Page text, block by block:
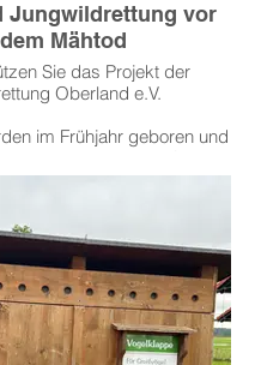
Jungwildrettung vor
dem Mähtod
Sie das Projekt der
Oberland e.V.
im Frühjahr geboren und
zu der Zeit, in der die
nicht, sondern drücken sich
Der Tod oder die
durch die Mähwerke ist
Wir wollen
Leid verhindern und die
Drohne befliegen und die
ausfindig machen.